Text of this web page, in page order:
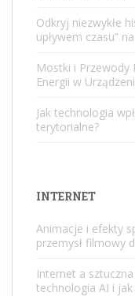
Odkryj niezwykłe
upływem czasu”
Mostki i Przewody
Energii w
Jak technologia
terytorialne?
INTERNET
Animacje i efekty
przemysł filmowy
Internet a
technologia AI i jak